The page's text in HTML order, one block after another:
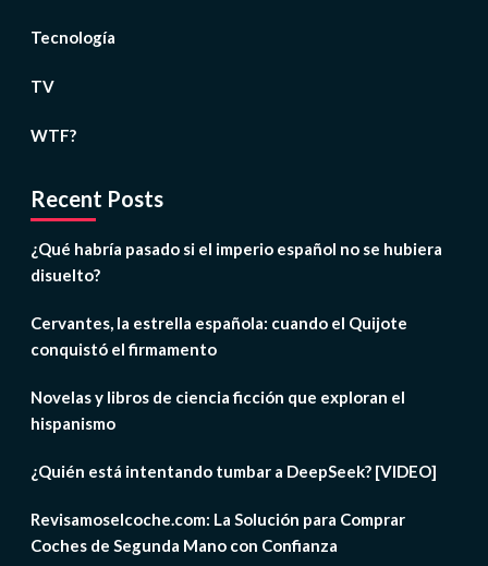
Tecnología
TV
WTF?
Recent Posts
¿Qué habría pasado si el imperio español no se hubiera
disuelto?
Cervantes, la estrella española: cuando el Quijote
conquistó el firmamento
Novelas y libros de ciencia ficción que exploran el
hispanismo
¿Quién está intentando tumbar a DeepSeek? [VIDEO]
Revisamoselcoche.com: La Solución para Comprar
Coches de Segunda Mano con Confianza